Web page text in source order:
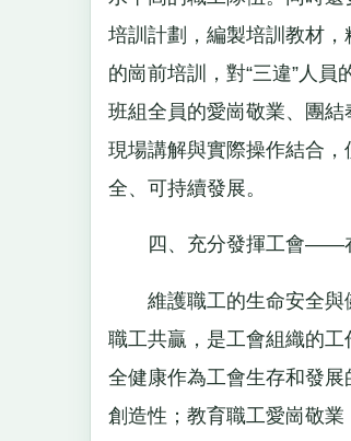
培訓計劃，編製培訓教材
的崗前培訓，對“三違”人
班組全員的愛崗敬業、團結
現場講解與實際操作結合
全、可持續發展。
四、充分發揮工會——在
維護職工的生命安全與
職工共贏，是工會組織的
全健康作為工會生存和發展
創造性；教育職工愛崗敬